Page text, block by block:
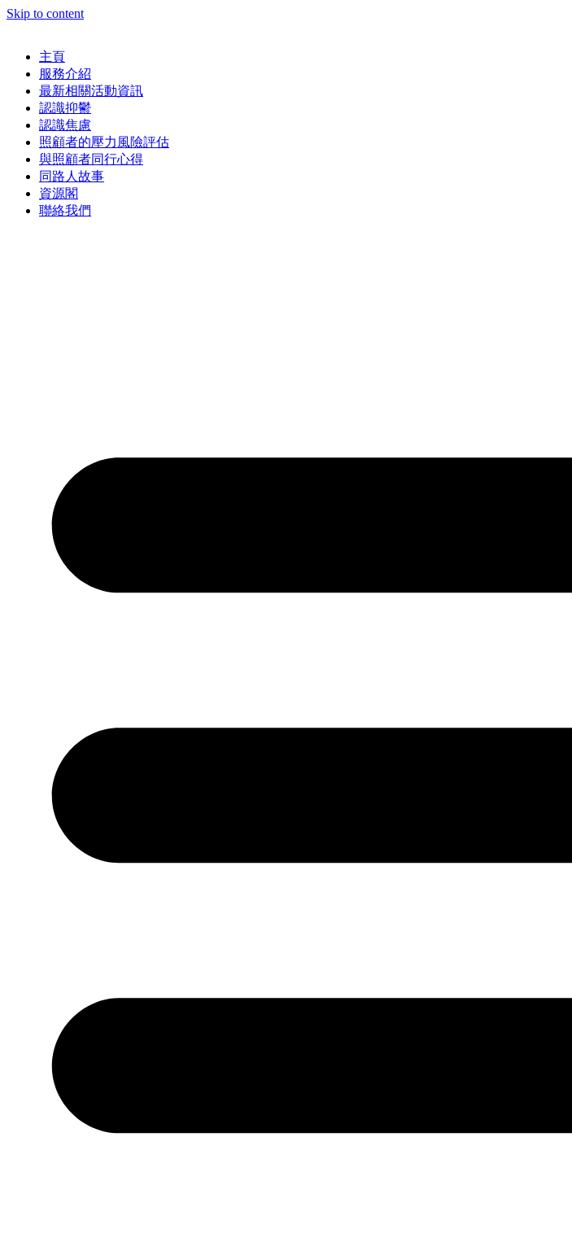
Skip to content
主頁
服務介紹
最新相關活動資訊
認識抑鬱
認識焦慮
照顧者的壓力風險評估
與照顧者同行心得
同路人故事
資源閣
聯絡我們